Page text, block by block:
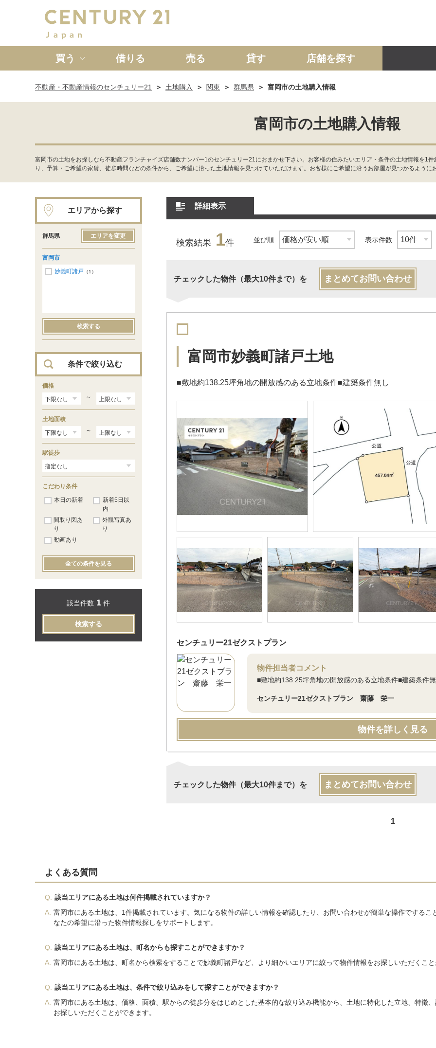
買う
新築一戸建て 中古一戸建て マンション 土地
借りる 売る 貸す 店舗を探す
不動産・不動産情報のセンチュリー21 土地購入 関東 群馬県 富岡市の土地購入情報
富岡市の土地購入情報
富岡市の土地をお探しなら不動産フランチャイズ店舗数ナンバー1のセンチュリー21におまかせ下さい。お客様の住みたいエリア・条件の土地情報を1
り、予算・ご希望の家賃、徒歩時間などの条件から、ご希望に沿った土地情報を見つけていただけます。お客様にご希望に沿うお部屋が見つかるよう
詳細表示
検索結果 1件 並び順 表示件数
チェックした物件（最大10件まで）を まとめてお問い合わせ
富岡市妙義町諸戸土地
■敷地約138.25坪角地の開放感のある立地条件■建築条件無し
センチュリー21ゼクストプラン
物件担当者コメント
■敷地約138.25坪角地の開放感のある立地条件■建築条件
センチュリー21ゼクストプラン 齋藤 栄一
物件を詳しく見る
チェックした物件（最大10件まで）を まとめてお問い合わせ
1
エリアから探す
群馬県 エリアを変更
富岡市
妙義町諸戸 （1）
検索する
条件で絞り込む
価格
～
土地面積
～
駅徒歩
こだわり条件
本日の新着
新着5日以
内
間取り図あ
り
外観写真あ
り
動画あり
全ての条件を見る
該当件数 1 件
検索する
よくある質問
Q. 該当エリアにある土地は何件掲載されていますか？
A. 富岡市にある土地は、1件掲載されています。気になる物件の詳しい情報を確認したり、お問い合わせが簡単な操作でする
なたの希望に沿った物件情報探しをサポートします。
Q. 該当エリアにある土地は、町名からも探すことができますか？
A. 富岡市にある土地は、町名から検索をすることで妙義町諸戸など、より細かいエリアに絞って物件情報をお探しいただくこ
Q. 該当エリアにある土地は、条件で絞り込みをして探すことができますか？
A. 富岡市にある土地は、価格、面積、駅からの徒歩分をはじめとした基本的な絞り込み機能から、土地に特化した立地、特徴
お探しいただくことができます。